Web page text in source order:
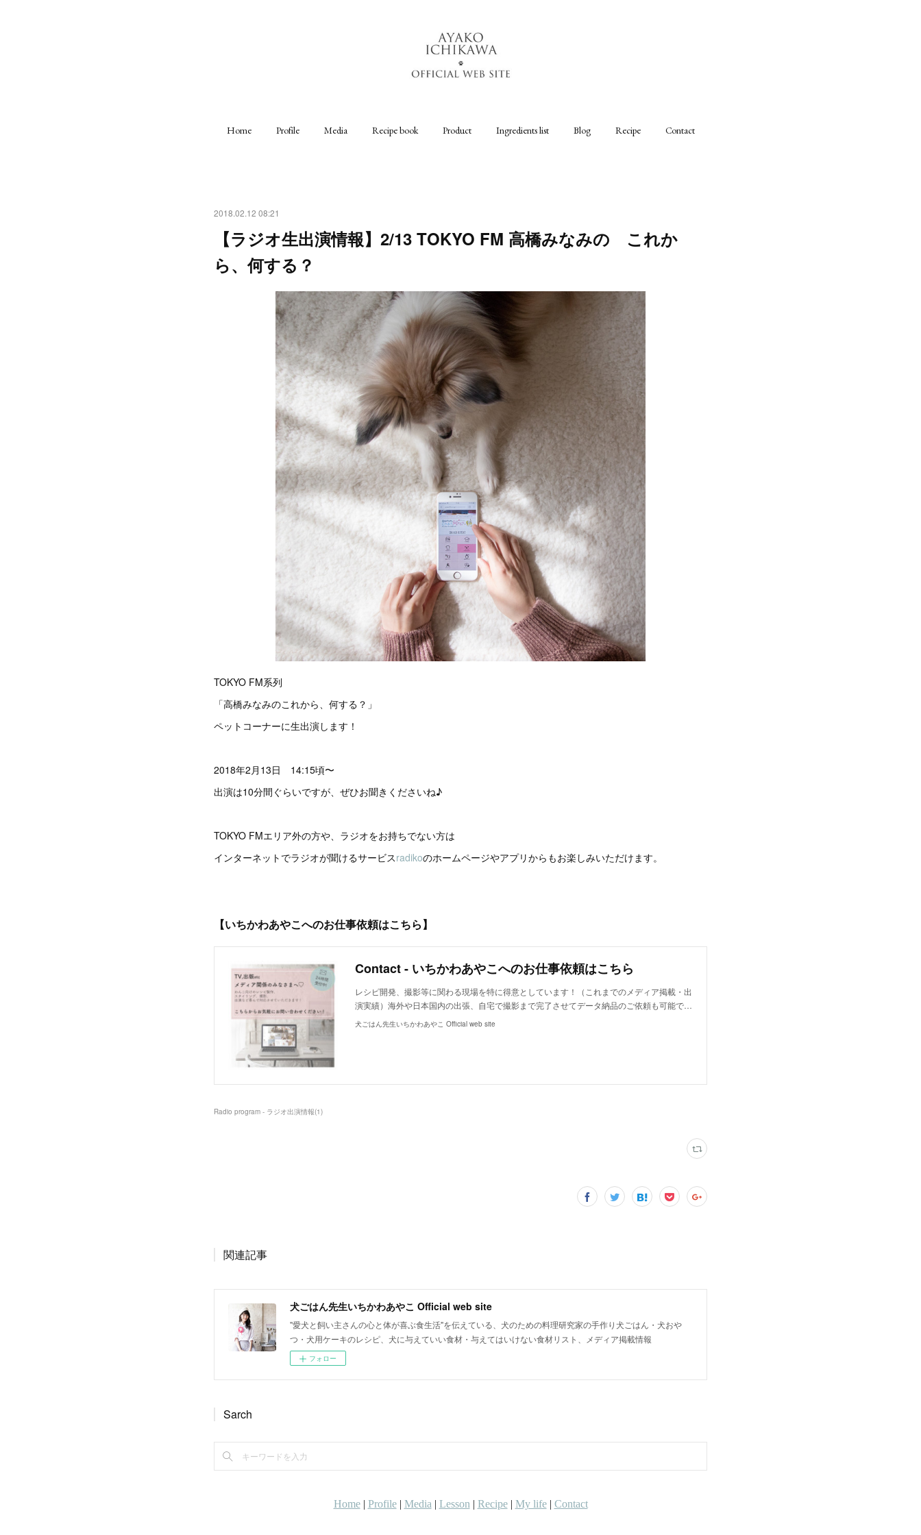
Home Profile Media Recipe book Product Ingredients list Blog Recipe Contact
2018.02.12 08:21
【ラジオ生出演情報】2/13 TOKYO FM 高橋みなみの これか
ら、何する？
TOKYO FM系列
「高橋みなみのこれから、何する？」
ペットコーナーに生出演します！
2018年2月13日 14:15頃〜
出演は10分間ぐらいですが、ぜひお聞きくださいね♪
TOKYO FMエリア外の方や、ラジオをお持ちでない方は
インターネットでラジオが聞けるサービスradikoのホームページやアプリからもお楽しみいただけます。
【いちかわあやこへのお仕事依頼はこちら】
Contact - いちかわあやこへのお仕事依頼はこちら
レシピ開発、撮影等に関わる現場を特に得意としています！（これまでのメディア掲載・出
演実績）海外や日本国内の出張、自宅で撮影まで完了させてデータ納品のご依頼も可能で…
犬ごはん先生いちかわあやこ Official web site
Radio program - ラジオ出演情報(1)
関連記事
犬ごはん先生いちかわあやこ Official web site
"愛犬と飼い主さんの心と体が喜ぶ食生活"を伝えている、犬のための料理研究家の手作り犬ごはん・犬おや
つ・犬用ケーキのレシピ、犬に与えていい食材・与えてはいけない食材リスト、メディア掲載情報
フォロー
Sarch